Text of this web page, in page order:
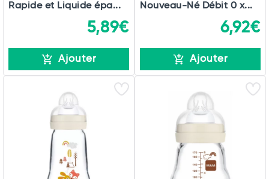
Rapide et Liquide épa...
5,89€
Ajouter
Nouveau-Né Débit 0 x...
6,92€
Ajouter